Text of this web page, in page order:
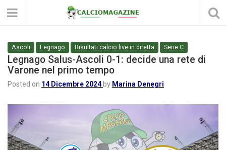
Ascoli Legnago Risultati calcio live in diretta Serie C
Legnago Salus-Ascoli 0-1: decide una rete di
Varone nel primo tempo
Posted on 14 Dicembre 2024 by Marina Denegri